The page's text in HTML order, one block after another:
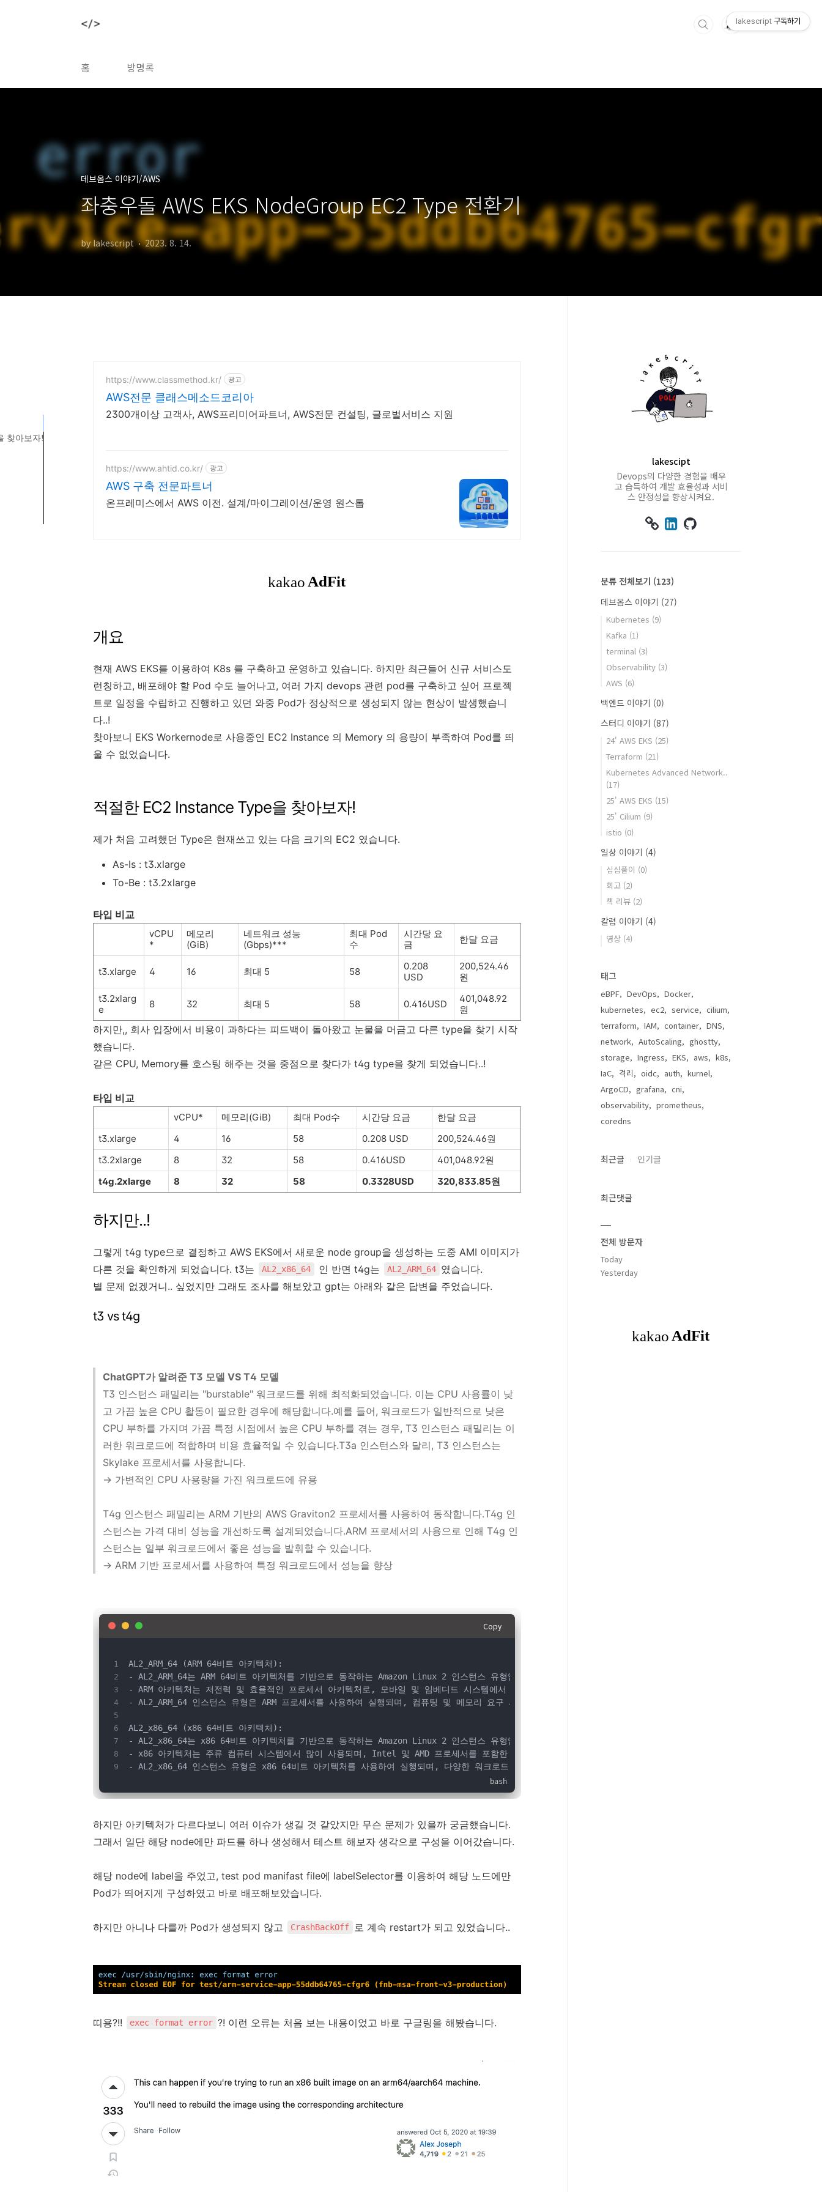
홈 방명록
찾아보자!
데브옵스 이야기/AWS
좌충우돌 AWS EKS NodeGroup EC2 Type 전환기
by lakescript 2023. 8. 14.
https://www.classmethod.kr/ 광고
AWS전문 클래스메소드코리아
2300개이상 고객사, AWS프리미어파트너, AWS전문 컨설팅, 글로벌서비스 지원
https://www.ahtid.co.kr/ 광고
AWS 구축 전문파트너
온프레미스에서 AWS 이전. 설계/마이그레이션/운영 원스톱
개요
현재 AWS EKS를 이용하여 K8s 를 구축하고 운영하고 있습니다. 하지만 최근들어 신규 서비스도
런칭하고, 배포해야 할 Pod 수도 늘어나고, 여러 가지 devops 관련 pod를 구축하고 싶어 프로젝
트로 일정을 수립하고 진행하고 있던 와중 Pod가 정상적으로 생성되지 않는 현상이 발생했습니
다..!
찾아보니 EKS Workernode로 사용중인 EC2 Instance 의 Memory 의 용량이 부족하여 Pod를 띄
울 수 없었습니다.
적절한 EC2 Instance Type을 찾아보자!
제가 처음 고려했던 Type은 현재쓰고 있는 다음 크기의 EC2 였습니다.
As-Is : t3.xlarge
To-Be : t3.2xlarge
타입 비교
vCPU
*
메모리
(GiB)
네트워크 성능
(Gbps)***
최대 Pod
수
시간당 요
금
한달 요금
t3.xlarge 4 16 최대 5 58
0.208
USD
200,524.46
원
t3.2xlarg
e
8 32 최대 5 58 0.416USD
401,048.92
원
하지만,, 회사 입장에서 비용이 과하다는 피드백이 돌아왔고 눈물을 머금고 다른 type을 찾기 시작
했습니다.
같은 CPU, Memory를 호스팅 해주는 것을 중점으로 찾다가 t4g type을 찾게 되었습니다..!
타입 비교
vCPU* 메모리(GiB) 최대 Pod수 시간당 요금
한달 요금
t3.xlarge
4 16 58 0.208 USD
200,524.46원
t3.2xlarge
8 32 58 0.416USD
401,048.92원
t4g.2xlarge
8 32 58 0.3328USD 320,833.85원
하지만..!
그렇게 t4g type으로 결정하고 AWS EKS에서 새로운 node group을 생성하는 도중 AMI 이미지가
다른 것을 확인하게 되었습니다. t3는
AL2_x86_64 인 반면 t4g는 AL2_ARM_64 였습니다.
별 문제 없겠거니.. 싶었지만 그래도 조사를 해보았고 gpt는 아래와 같은 답변을 주었습니다.
t3 vs t4g
ChatGPT가 알려준 T3 모델 VS T4 모델
T3 인스턴스 패밀리는 "burstable" 워크로드를 위해 최적화되었습니다. 이는 CPU 사용률이 낮
고 가끔 높은 CPU 활동이 필요한 경우에 해당합니다.예를 들어, 워크로드가 일반적으로 낮은
CPU 부하를 가지며 가끔 특정 시점에서 높은 CPU 부하를 겪는 경우, T3 인스턴스 패밀리는 이
러한 워크로드에 적합하며 비용 효율적일 수 있습니다.T3a 인스턴스와 달리, T3 인스턴스는
Skylake 프로세서를 사용합니다.
→ 가변적인 CPU 사용량을 가진 워크로드에 유용
T4g 인스턴스 패밀리는 ARM 기반의 AWS Graviton2 프로세서를 사용하여 동작합니다.T4g 인
스턴스는 가격 대비 성능을 개선하도록 설계되었습니다.ARM 프로세서의 사용으로 인해 T4g 인
스턴스는 일부 워크로드에서 좋은 성능을 발휘할 수 있습니다.
→ ARM 기반 프로세서를 사용하여 특정 워크로드에서 성능을 향상
Copy
AL2_ARM_64 (ARM 64비트 아키텍처):
- AL2_ARM_64는 ARM 64비트 아키텍처를 기반으로 동작하는 Amazon Linux 2 인스턴스 유형입니다.
- ARM 아키텍처는 저전력 및 효율적인 프로세서 아키텍처로, 모바일 및 임베디드 시스템에서 주로 사용됩니다.
- AL2_ARM_64 인스턴스 유형은 ARM 프로세서를 사용하여 실행되며, 컴퓨팅 및 메모리 요구 사항을 처리하는 데 최적화되어 있습니다[1].
AL2_x86_64 (x86 64비트 아키텍처):
- AL2_x86_64는 x86 64비트 아키텍처를 기반으로 동작하는 Amazon Linux 2 인스턴스 유형입니다.
- x86 아키텍처는 주류 컴퓨터 시스템에서 많이 사용되며, Intel 및 AMD 프로세서를 포함한 다양한 프로세서에서 실행됩니다.
- AL2_x86_64 인스턴스 유형은 x86 64비트 아키텍처를 사용하여 실행되며, 다양한 워크로드 및 응용 프로그램을 처리하는 데 최적화되어 있습니다.
하지만 아키텍처가 다르다보니 여러 이슈가 생길 것 같았지만 무슨 문제가 있을까 궁금했습니다.
그래서 일단 해당 node에만 파드를 하나 생성해서 테스트 해보자 생각으로 구성을 이어갔습니다.
해당 node에 label을 주었고, test pod manifast file에 labelSelector를 이용하여 해당 노드에만
Pod가 띄어지게 구성하였고 바로 배포해보았습니다.
하지만 아니나 다를까 Pod가 생성되지 않고 CrashBackOff 로 계속 restart가 되고 있었습니다..
띠용?!! exec format error ?! 이런 오류는 처음 보는 내용이었고 바로 구글링을 해봤습니다.
lakescipt
Devops의 다양한 경험을 배우
고 습득하여 개발 효율성과 서비
스 안정성을 향상시켜요.
  
분류 전체보기 (123)
데브옵스 이야기 (27)
Kubernetes (9)
Kafka (1)
terminal (3)
Observability (3)
AWS (6)
백엔드 이야기 (0)
스터디 이야기 (87)
24' AWS EKS (25)
Terraform (21)
Kubernetes Advanced Network..
(17)
25' AWS EKS (15)
25' Cilium (9)
istio (0)
일상 이야기 (4)
심심풀이 (0)
회고 (2)
책 리뷰 (2)
칼럼 이야기 (4)
영상 (4)
태그
eBPF DevOps
Docker
kubernetes
ec2 service
cilium
terraform
IAM container
DNS
network
AutoScaling
ghostty
storage
Ingress EKS aws
k8s
IaC
격리 oidc auth
kurnel
ArgoCD
grafana
cni
observability
prometheus
coredns
최근글 인기글
최근댓글
전체 방문자
Today
Yesterday
lakescript 구독하기